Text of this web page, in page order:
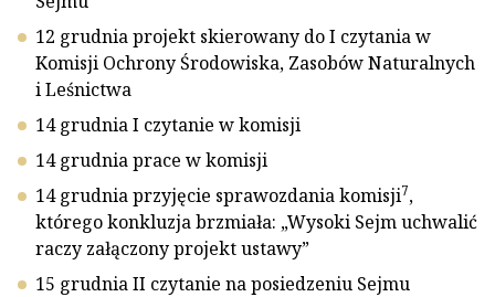
12 grudnia projekt skierowany do I czytania w
Komisji Ochrony Środowiska, Zasobów Naturalnych
i Leśnictwa
14 grudnia I czytanie w komisji
14 grudnia prace w komisji
14 grudnia przyjęcie sprawozdania komisji7,
którego konkluzja brzmiała: „Wysoki Sejm uchwalić
raczy załączony projekt ustawy”
15 grudnia II czytanie na posiedzeniu Sejmu